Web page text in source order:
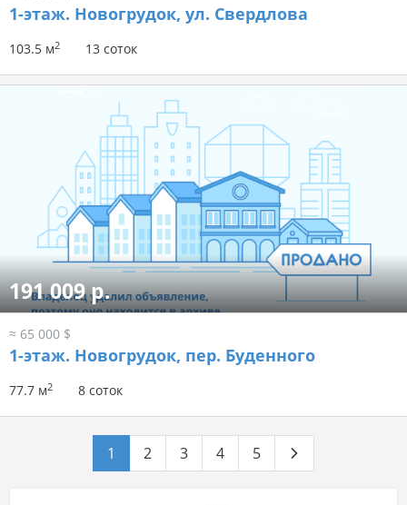
1-этаж. Новогрудок, ул. Свердлова
103.5 м2 13 соток
191 009 р.
≈ 65 000 $
1-этаж. Новогрудок, пер. Буденного
77.7 м2 8 соток
1 2 3 4 5